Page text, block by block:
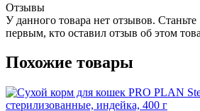
Отзывы
У данного товара нет отзывов. Станьте
первым, кто оставил отзыв об этом
Похожие товары